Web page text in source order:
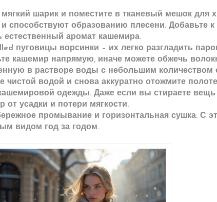
шарик и поместите в тканевый мешок для
способствуют образованию плесени. Добавьте
естественный аромат кашемира.
пуговицы ворсинки – их легко разгладить
кашемир напрямую, иначе можете обжечь
в растворе воды с небольшим количеством
чистой водой и снова аккуратно отожмите
одежды. Даже если вы стираете
усадки и потери мягкости.
промывание и горизонтальная сушка. С
видом год за годом.